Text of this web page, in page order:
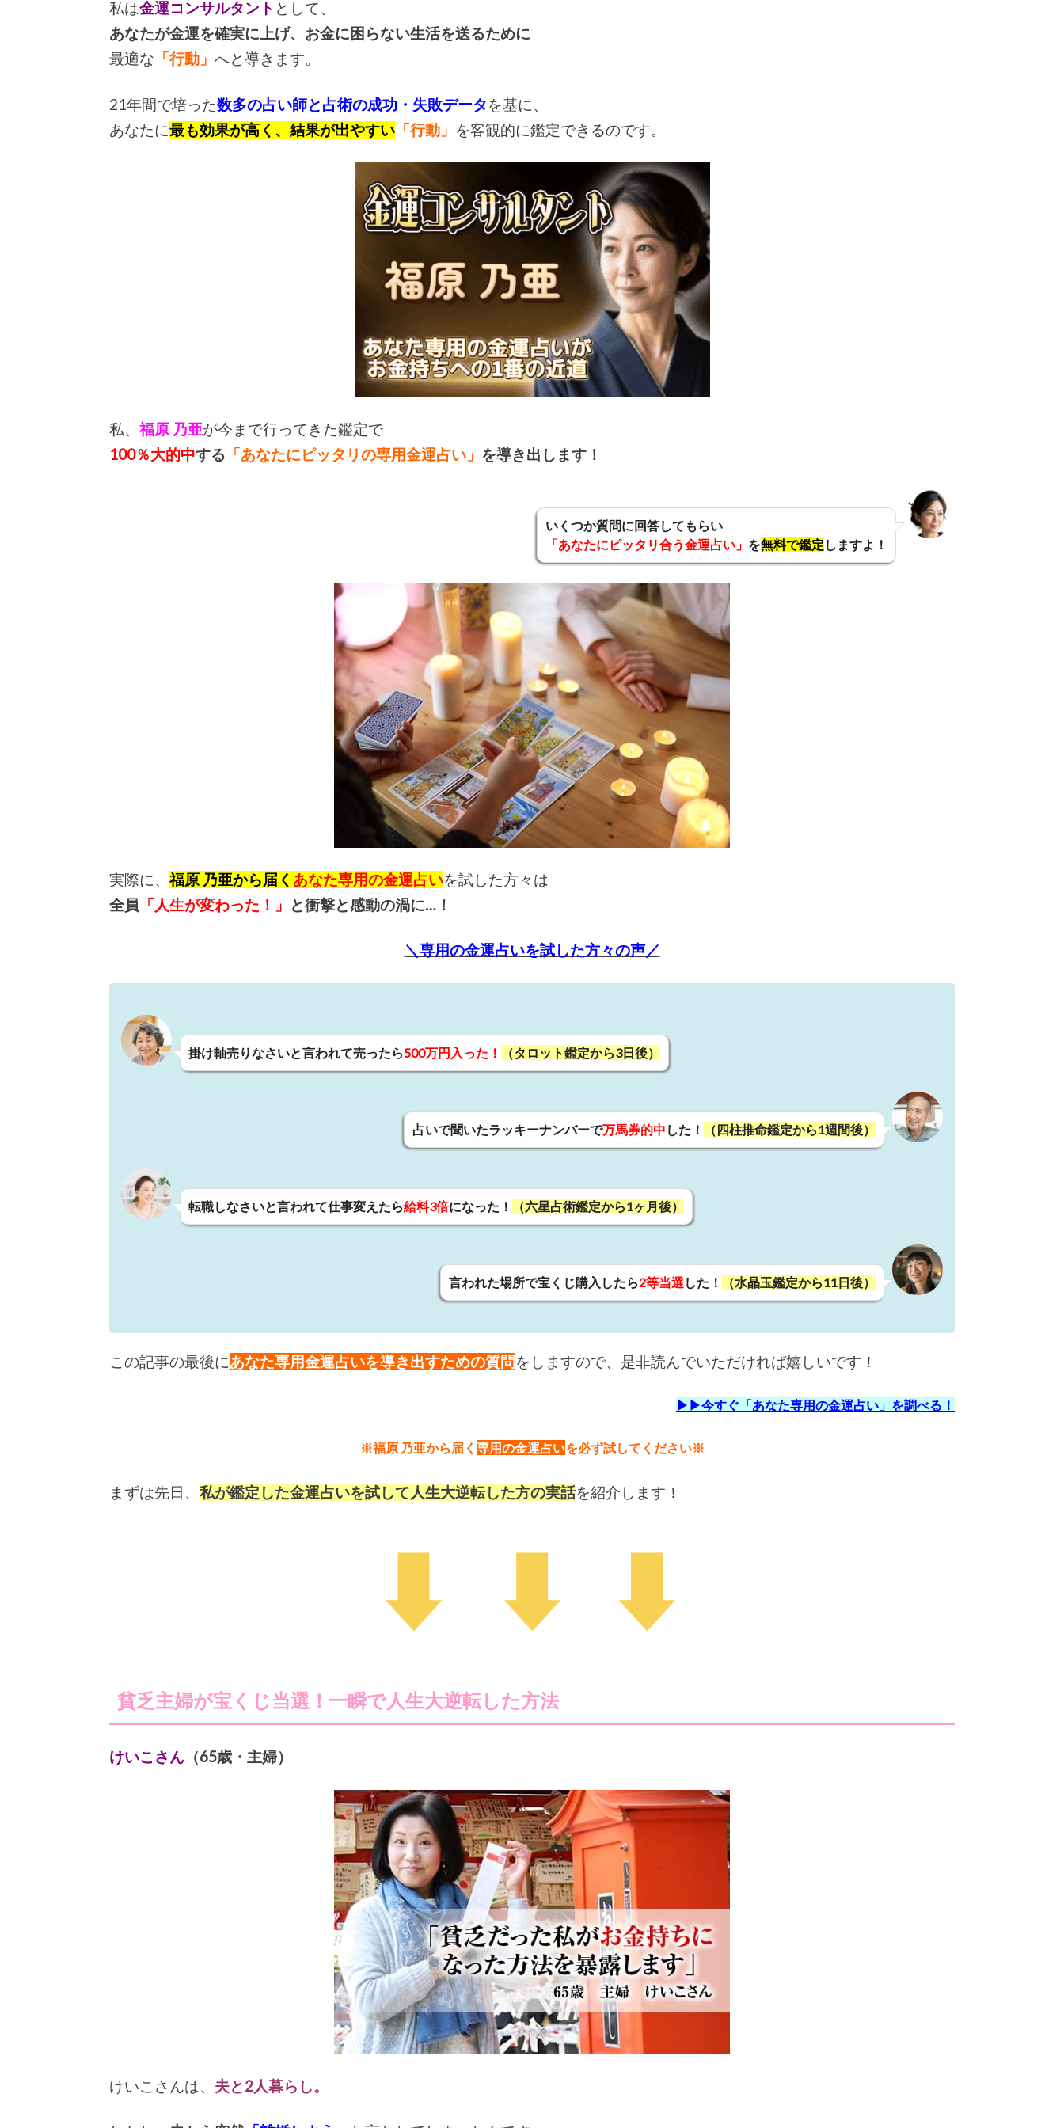
私は金運コンサルタント として、
あなたが金運を確実に上げ、お金に困らない生活を送るために
最適な 「行動」 へと導きます。
21年間で培った数多の占い師と占術の成功・失敗データを基に、
あなたに最も効果が高く、結果が出やすい 「行動」 を客観的に鑑定できるのです。
私、福原 乃亜が今まで行ってきた鑑定で
100％大的中する 「あなたにピッタリの専用金運占い」 を導き出します！
いくつか質問に回答してもらい
「あなたにピッタリ合う金運占い」 を無料で鑑定 しますよ！
実際に、福原 乃亜から届く あなた専用の金運占いを試した方々は
全員 「人生が変わった！」 と衝撃と感動の渦に…！
＼専用の金運占いを試した方々の声／
掛け軸売りなさいと言われて売ったら500万円入った！ （タロット鑑定から3日後）
占いで聞いたラッキーナンバーで万馬券的中 した！ （四柱推命鑑定から1週間後）
転職しなさいと言われて仕事変えたら給料3倍になった！ （六星占術鑑定から1ヶ月後）
言われた場所で宝くじ購入したら2等当選 した！ （水晶玉鑑定から11日後）
この記事の最後にあなた専用金運占いを導き出すための質問をしますので、是非読んでいただければ嬉しいです！
▶▶今すぐ「あなた専用の金運占い」を調べる！
※福原 乃亜から届く 専用の金運占いを必ず試してください※
まずは先日、 私が鑑定した金運占いを試して人生大逆転した方の実話を紹介します！
貧乏主婦が宝くじ当選！一瞬で人生大逆転した方法
けいこさん （65歳・主婦）
けいこさんは、 夫と2人暮らし。